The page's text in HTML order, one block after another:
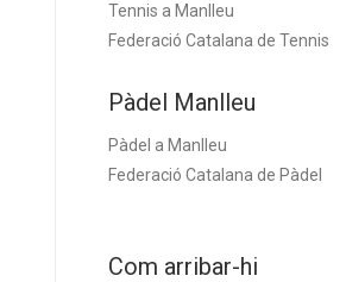
Tennis a Manlleu
Federació Catalana de Tennis
Pàdel Manlleu
Pàdel a Manlleu
Federació Catalana de Pàdel
Com arribar-hi